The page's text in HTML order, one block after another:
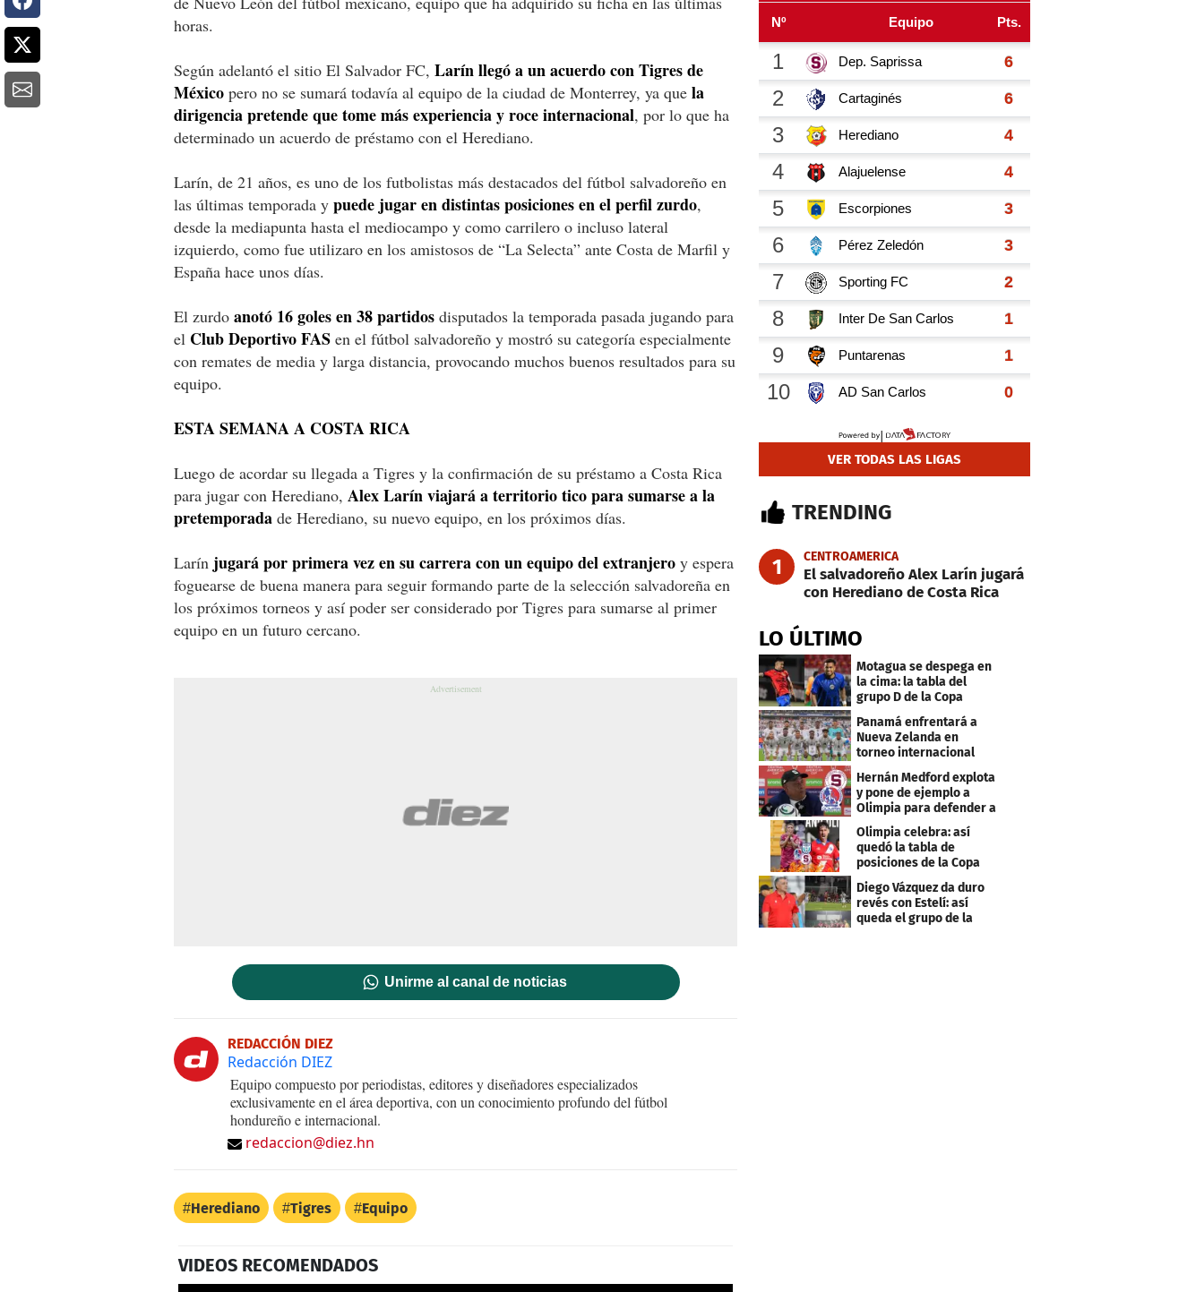
horas.
Según adelantó el sitio El Salvador FC, Larín llegó a un acuerdo con Tigres de
México pero no se sumará todavía al equipo de la ciudad de Monterrey, ya que la
dirigencia pretende que tome más experiencia y roce internacional, por lo que ha
determinado un acuerdo de préstamo con el Herediano.
Larín, de 21 años, es uno de los futbolistas más destacados del fútbol salvadoreño en
las últimas temporada y puede jugar en distintas posiciones en el perfil zurdo,
desde la mediapunta hasta el mediocampo y como carrilero o incluso lateral
izquierdo, como fue utilizaro en los amistosos de “La Selecta” ante Costa de Marfil y
España hace unos días.
El zurdo anotó 16 goles en 38 partidos disputados la temporada pasada jugando para
el Club Deportivo FAS en el fútbol salvadoreño y mostró su categoría especialmente
con remates de media y larga distancia, provocando muchos buenos resultados para su
equipo.
ESTA SEMANA A COSTA RICA
Luego de acordar su llegada a Tigres y la confirmación de su préstamo a Costa Rica
para jugar con Herediano, Alex Larín viajará a territorio tico para sumarse a la
pretemporada de Herediano, su nuevo equipo, en los próximos días.
Larín jugará por primera vez en su carrera con un equipo del extranjero y espera
foguearse de buena manera para seguir formando parte de la selección salvadoreña en
los próximos torneos y así poder ser considerado por Tigres para sumarse al primer
equipo en un futuro cercano.
Unirme al canal de noticias
REDACCIÓN DIEZ
Redacción DIEZ
Equipo compuesto por periodistas, editores y diseñadores especializados
exclusivamente en el área deportiva, con un conocimiento profundo del fútbol
hondureño e internacional.
redaccion@diez.hn
Herediano Tigres Equipo
VIDEOS RECOMENDADOS
VER TODAS LAS LIGAS
TRENDING
1 CENTROAMERICA
El salvadoreño Alex Larín jugará
con Herediano de Costa Rica
LO ÚLTIMO
Motagua se despega en
la cima: la tabla del
grupo D de la Copa
Centroamericana
Panamá enfrentará a
Nueva Zelanda en
torneo internacional
durante Fecha FIFA
Hernán Medford explota
y pone de ejemplo a
Olimpia para defender a
Saprissa
Olimpia celebra: así
quedó la tabla de
posiciones de la Copa
Centroamericana
Diego Vázquez da duro
revés con Estelí: así
queda el grupo de la